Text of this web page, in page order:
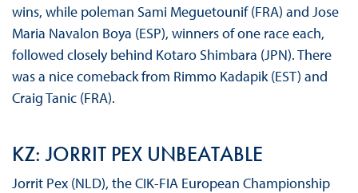
wins, while poleman Sami Meguetounif (FRA) and Jose
Maria Navalon Boya (ESP), winners of one race each,
followed closely behind Kotaro Shimbara (JPN). There
was a nice comeback from Rimmo Kadapik (EST) and
Craig Tanic (FRA).
KZ: JORRIT PEX UNBEATABLE
Jorrit Pex (NLD), the CIK-FIA European Championship